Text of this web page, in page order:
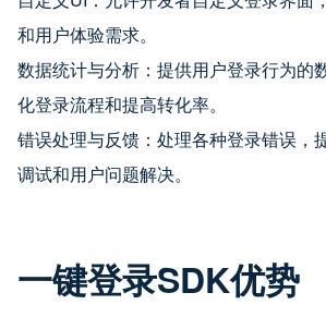
和用户体验需求。
数据统计与分析：提供用户登录行为的
化登录流程和提高转化率。
错误处理与反馈：处理各种登录错误，
调试和用户问题解决。
一键登录SDK优势